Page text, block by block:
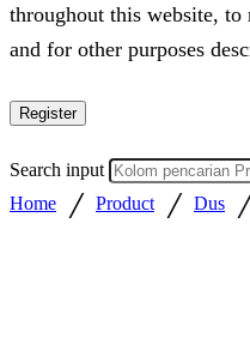
throughout this website, to
and for other purposes
Register
Search input
Home / Product / Dus